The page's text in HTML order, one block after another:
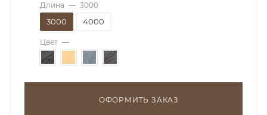
Длина — 3000
3000 4000
Цвет —
ОФОРМИТЬ ЗАКАЗ